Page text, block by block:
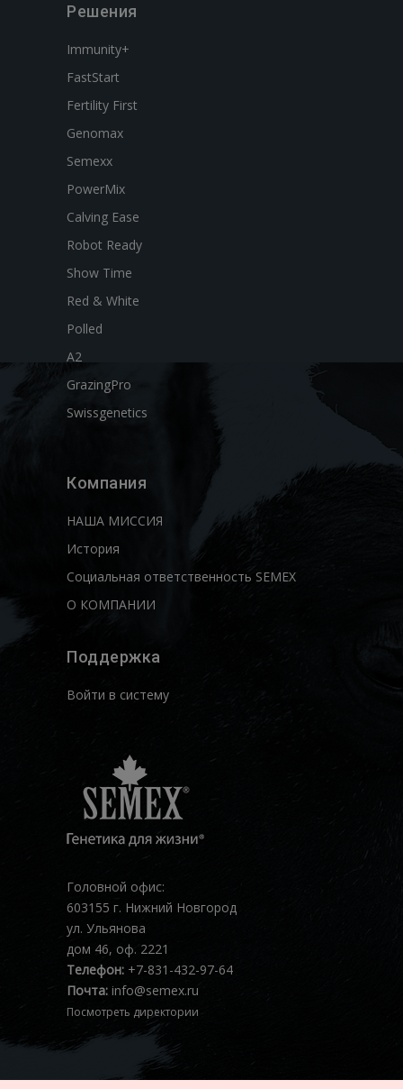
Решения
Immunity+
FastStart
Fertility First
Genomax
Semexx
PowerMix
Calving Ease
Robot Ready
Show Time
Red & White
Polled
A2
GrazingPro
Swissgenetics
Компания
НАША МИССИЯ
История
Социальная ответственность SEMEX
О КОМПАНИИ
Поддержка
Войти в систему
Головной офис:
603155 г. Нижний Новгород
ул. Ульянова
дом 46, оф. 2221
Телефон: +7-831-432-97-64
Почта: info@semex.ru
Посмотреть директории